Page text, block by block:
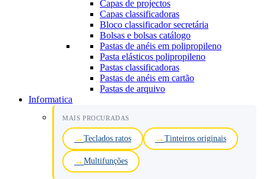
Capas de projectos
Capas classificadoras
Bloco classificador secretária
Bolsas e bolsas catálogo
Pastas de anéis em polipropileno
Pasta elásticos polipropileno
Pastas classificadoras
Pastas de anéis em cartão
Pastas de arquivo
Informatica
MAIS PROCURADAS
Teclados ratos Tinteiros originais
Multifunções